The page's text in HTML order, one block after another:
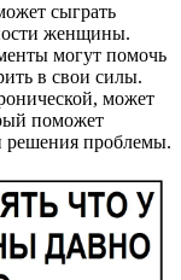
сыграть
женщины.
могут помочь
в свои силы.
может
поможет
решения проблемы.